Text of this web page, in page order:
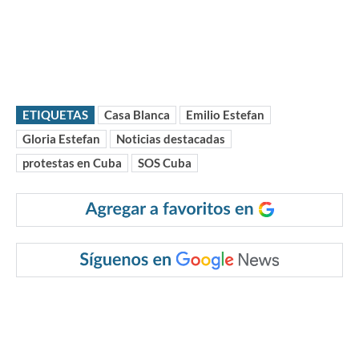
ETIQUETAS Casa Blanca
Emilio Estefan
Gloria Estefan
Noticias destacadas
protestas en Cuba
SOS Cuba